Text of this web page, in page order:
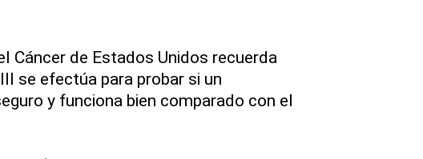
Cáncer de Estados Unidos recuerda
se efectúa para probar si un
y funciona bien comparado con el